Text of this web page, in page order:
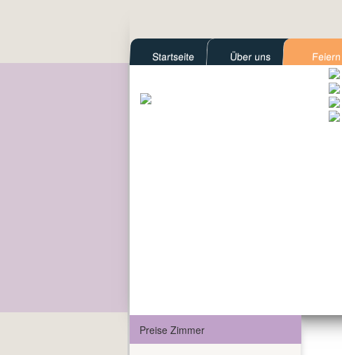
Startseite Über uns Feiern
Preise Zimmer